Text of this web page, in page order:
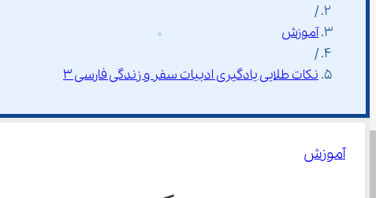
/
آموزش
/
نکات طلایی یادگیری ادبيات سفر و زندگی فارسی ۳
آموزش